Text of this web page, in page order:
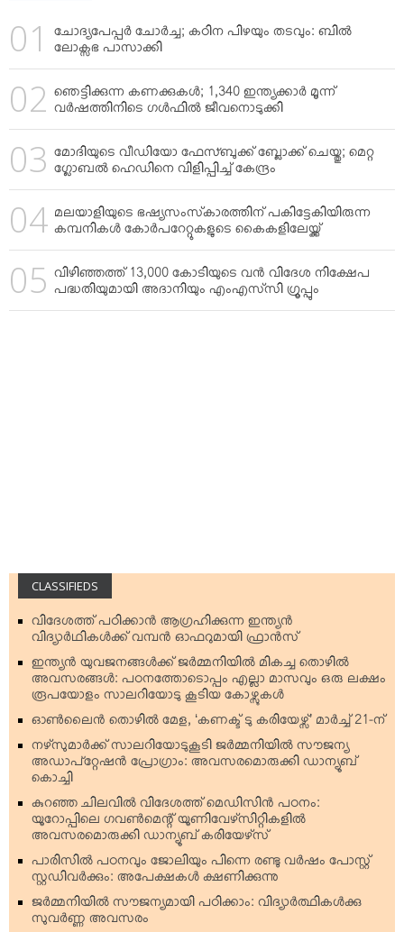
ചോദ്യപേപ്പര്‍ ചോര്‍ച്ച; കഠിന പിഴയും തടവും: ബില്‍
ലോക്സഭ പാസാക്കി
ഞെട്ടിക്കുന്ന കണക്കുകള്‍; 1,340 ഇന്ത്യക്കാര്‍ മൂന്ന്
വര്‍ഷത്തിനിടെ ഗള്‍ഫില്‍ ജീവനൊടുക്കി
മോദിയുടെ വീഡിയോ ഫേസ്ബുക്ക് ബ്ലോക്ക് ചെയ്തു; മെറ്റ
ഗ്ലോബല്‍ ഹെഡിനെ വിളിപ്പിച്ച് കേന്ദ്രം
മലയാളിയുടെ ഭഷ്യസംസ്‌കാരത്തിന് പകിട്ടേകിയിരുന്ന
കമ്പനികള്‍ കോര്‍പറേറ്റുകളുടെ കൈകളിലേയ്ക്ക്
വിഴിഞ്ഞത്ത് 13,000 കോടിയുടെ വന്‍ വിദേശ നിക്ഷേപ
പദ്ധതിയുമായി അദാനിയും എംഎസ്‌സി ഗ്രൂപ്പും
CLASSIFIEDS
വിദേശത്ത് പഠിക്കാന്‍ ആഗ്രഹിക്കുന്ന ഇന്ത്യന്‍
വിദ്യാര്‍ഥികള്‍ക്ക് വമ്പന്‍ ഓഫറുമായി ഫ്രാന്‍സ്
ഇന്ത്യന്‍ യുവജനങ്ങള്‍ക്ക് ജര്‍മ്മനിയില്‍ മികച്ച തൊഴില്‍
അവസരങ്ങള്‍: പഠനത്തോടൊപ്പം എല്ലാ മാസവും ഒരു ലക്ഷം
രൂപയോളം സാലറിയോടു കൂടിയ കോഴ്സുകള്‍
ഓണ്‍ലൈന്‍ തൊഴില്‍ മേള, ‘കണക്ട് ടു കരിയേഴ്സ്’ മാര്‍ച്ച് 21-ന്
നഴ്‌സുമാര്‍ക്ക് സാലറിയോടുകൂടി ജര്‍മ്മനിയില്‍ സൗജന്യ
അഡാപ്റ്റേഷന്‍ പ്രോഗ്രാം: അവസരമൊരുക്കി ഡാന്യൂബ്
കൊച്ചി
കുറഞ്ഞ ചിലവില്‍ വിദേശത്ത് മെഡിസിന്‍ പഠനം:
യൂറോപ്പിലെ ഗവണ്‍മെന്റ് യൂണിവേഴ്‌സിറ്റികളില്‍
അവസരമൊരുക്കി ഡാന്യൂബ് കരിയേഴ്‌സ്
പാരിസില്‍ പഠനവും ജോലിയും പിന്നെ രണ്ടു വര്‍ഷം പോസ്റ്റ്
സ്റ്റഡിവര്‍ക്കും: അപേക്ഷകള്‍ ക്ഷണിക്കുന്നു
ജര്‍മ്മനിയില്‍ സൗജന്യമായി പഠിക്കാം: വിദ്യാര്‍ത്ഥികള്‍ക്കു
സുവര്‍ണ്ണ അവസരം